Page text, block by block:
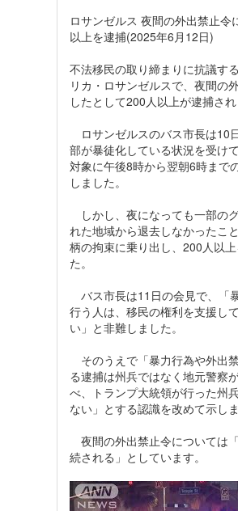
ロサンゼルス 夜間の外出禁止令
以上を逮捕(2025年6月12日)
不法移民の取り締まりに抗議す
リカ・ロサンゼルスで、夜間の
したとして200人以上が逮捕され
ロサンゼルスのバス市長は10
部が暴徒化している状況を受け
対象に午後8時から翌朝6時まで
しました。
しかし、夜になっても一部の
れた地域から退去しなかったこ
柄の拘束に乗り出し、200人以
た。
バス市長は11日の会見で、「
行う人は、移民の権利を支援し
い」と非難しました。
そのうえで「暴力行為や外出
る逮捕は州兵ではなく地元警察
べ、トランプ大統領が行った州
ない」とする認識を改めて示しま
夜間の外出禁止令については
続される」としています。